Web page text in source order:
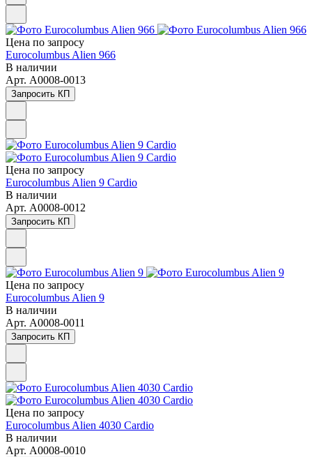
Цена по запросу
Eurocolumbus Alien 966
В наличии
Арт. A0008-0013
Запросить КП
Цена по запросу
Eurocolumbus Alien 9 Cardio
В наличии
Арт. A0008-0012
Запросить КП
Цена по запросу
Eurocolumbus Alien 9
В наличии
Арт. A0008-0011
Запросить КП
Цена по запросу
Eurocolumbus Alien 4030 Cardio
В наличии
Арт. A0008-0010